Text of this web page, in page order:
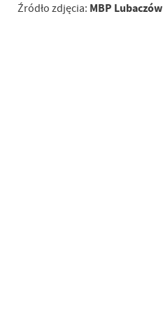
Źródło zdjęcia: MBP Lubaczów